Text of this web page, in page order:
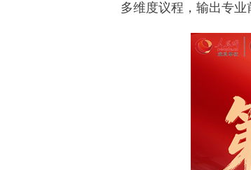
多维度议程，输出专业